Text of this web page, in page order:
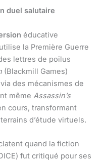
duel salutaire
éducative
la Première Guerre
lettres de poilus
(Blackmill Games)
des mécanismes de
même Assassin’s
cours, transformant
d’étude virtuels.
quand la fiction
fut critiqué pour ses